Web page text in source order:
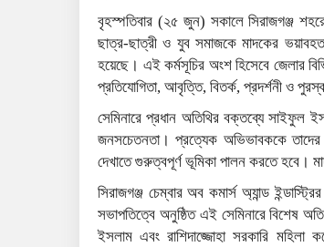
বৃহস্পতিবার (২৫ জুন) সকালে সিরাজগঞ্জ
ছাত্র-ছাত্রী ও যুব সমাজকে মাদকের
হয়েছে। এই কর্মসূচির অংশ হিসেবে জেলার
প্রতিযোগিতা, আবৃত্তি, বিতর্ক, প্রদর্শনী ও
সেমিনারে প্রধান অতিথির বক্তব্যে সাইফুল
জনসচেতনতা। প্রত্যেক অভিভাবককে তাদের
দেখাতে গুরুত্বপূর্ণ ভূমিকা পালন করতে হবে।
সিরাজগঞ্জ চেম্বার অব কমার্স অ্যান্ড
সভাপতিত্বে অনুষ্ঠিত এই সেমিনারে বিশেষ
ইসলাম এবং রাশিদাজ্জোহা সরকারি